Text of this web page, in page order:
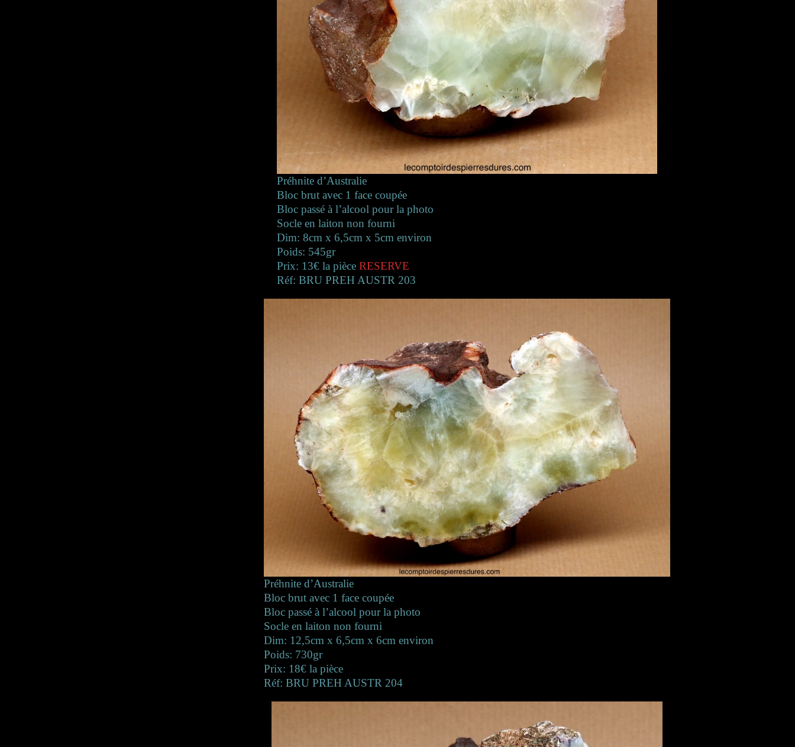
Préhnite d’Australie
Bloc brut avec 1 face coupée
Bloc passé à l’alcool pour la photo
Socle en laiton non fourni
Dim: 8cm x 6,5cm x 5cm environ
Poids: 545gr
Prix: 13€ la pièce RESERVE
Réf: BRU PREH AUSTR 203
Préhnite d’Australie
Bloc brut avec 1 face coupée
Bloc passé à l’alcool pour la photo
Socle en laiton non fourni
Dim: 12,5cm x 6,5cm x 6cm environ
Poids: 730gr
Prix: 18€ la pièce
Réf: BRU PREH AUSTR 204